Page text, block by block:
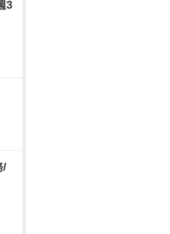
3
/